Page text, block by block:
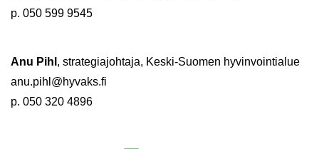
p. 050 599 9545
Anu Pihl , stra­te­gia­joh­ta­ja, Keski-​Suomen hy­vin­voin­tia­lue
anu.pihl@hy­vaks.fi
p. 050 320 4896